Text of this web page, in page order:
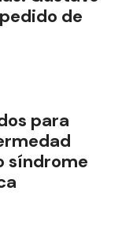
de
para
síndrome